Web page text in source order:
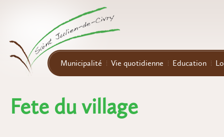
Municipalité Vie quotidienne Education
Fete du village